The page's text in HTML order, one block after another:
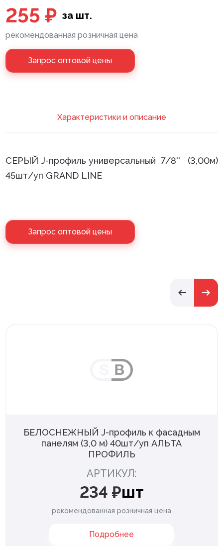
Напольные покрытия ХДФ
Плинтус напольный с фурнитурой
Подложка
Керамическая плитка
255 ₽ за шт.
рекомендованная розничная цена
Запрос оптовой цены
Xарактеристики и описание
СЕРЫЙ J-профиль универсальный 7/8'' (3,00м)
45шт/уп GRAND LINE
Запрос оптовой цены
БЕЛОСНЕЖНЫЙ J-профиль к фасадным
панелям (3,0 м) 40шт/уп АЛЬТА
ПРОФИЛЬ
АРТИКУЛ:
234 ₽шт
рекомендованная розничная цена
Подробнее